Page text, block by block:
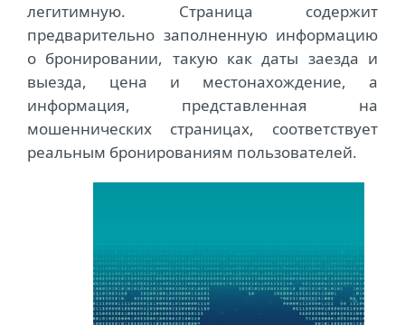
легитимную. Страница содержит
предварительно заполненную информацию
о бронировании, такую ​​как даты заезда и
выезда, цена и местонахождение, а
информация, представленная на
мошеннических страницах, соответствует
реальным бронированиям пользователей.